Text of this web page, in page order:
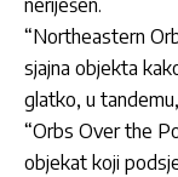
neriješen.
“Northeastern
sjajna objekta
glatko, u
“Orbs Over the
objekat koji